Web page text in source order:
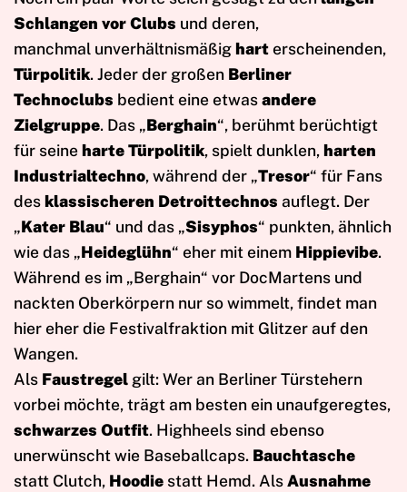
Schlangen vor Clubs und deren,
manchmal unverhältnismäßigharterscheinenden,
Türpolitik. Jeder der großen Berliner
Technoclubs bedient eine etwasandere
Zielgruppe. Das „Berghain“, berühmt berüchtigt
für seineharte Türpolitik, spielt dunklen,harten
Industrialtechno, während der „Tresor“ für Fans
desklassischeren Detroittechnos auflegt. Der
„Kater Blau“ und das „Sisyphos“ punkten, ähnlich
wie das „Heideglühn“ eher mit einem Hippievibe.
Während es im „Berghain“ vor DocMartens und
nackten Oberkörpern nur so wimmelt, findet man
hier eher die Festivalfraktion mit Glitzer auf den
Wangen.
Als Faustregel gilt: Wer an Berliner Türstehern
vorbei möchte, trägt am besten ein unaufgeregtes,
schwarzes Outfit. Highheels sind ebenso
unerwünscht wie Baseballcaps. Bauchtasche
statt Clutch, Hoodie statt Hemd. AlsAusnahme